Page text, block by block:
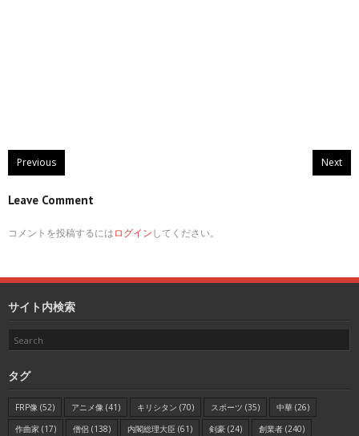
Previous Next
Leave Comment
コメントを投稿するにはログインしてください。
サイト内検索
タグ
FRP像 (52) アニメ像 (41) キリシタン (70) スポーツ (35) 中華 (26)
作曲家 (17) 僧侶 (138) 内閣総理大臣 (61) 剣豪 (24) 創業者 (240)